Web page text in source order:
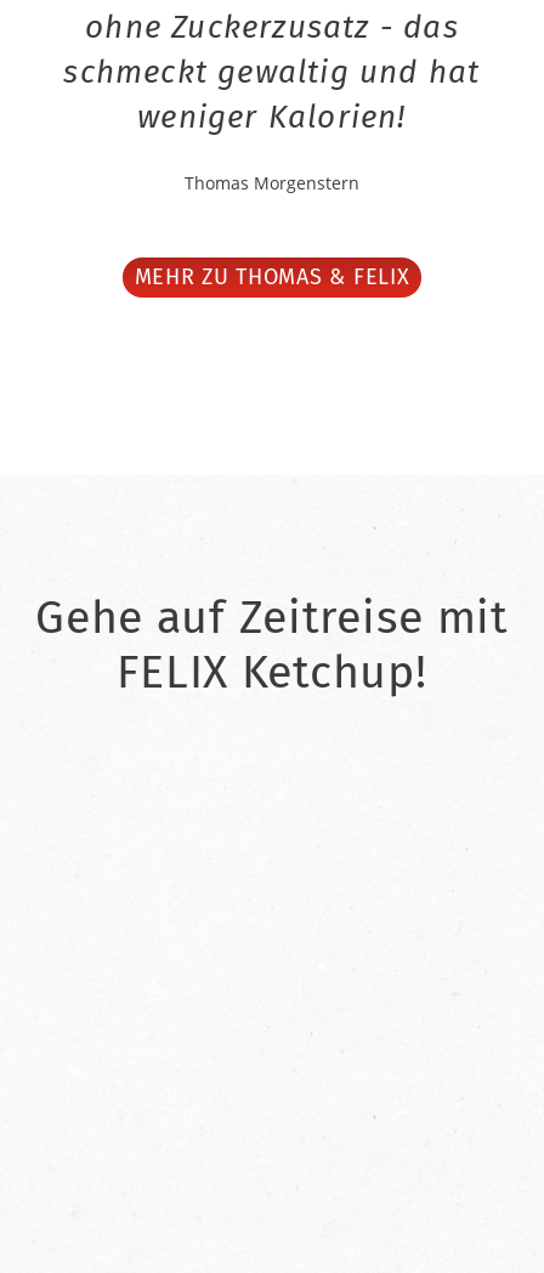
ohne Zuckerzusatz - das
schmeckt gewaltig und hat
weniger Kalorien!
Thomas Morgenstern
MEHR ZU THOMAS & FELIX
Gehe auf Zeitreise mit
FELIX Ketchup!